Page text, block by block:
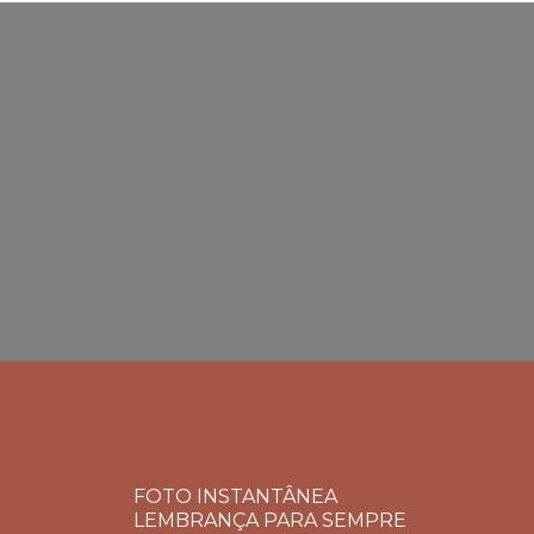
FOTO INSTANTÂNEA
LEMBRANÇA PARA SEMPRE